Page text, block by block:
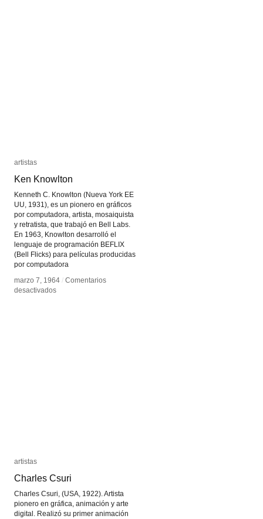
artistas
Ken Knowlton
Kenneth C. Knowlton (Nueva York EE
UU, 1931), es un pionero en gráficos
por computadora, artista, mosaiquista
y retratista, que trabajó en Bell Labs.
En 1963, Knowlton desarrolló el
lenguaje de programación BEFLIX
(Bell Flicks) para películas producidas
por computadora
marzo 7, 1964 / Comentarios
desactivadosen
artistas
Ken Knowlton
marzo 7, 1964 / Comentarios
desactivadosen
artistas
Charles Csuri
Charles Csuri, (USA, 1922). Artista
pionero en gráfica, animación y arte
digital. Realizó su primer animación
artistas
Charles Csuri